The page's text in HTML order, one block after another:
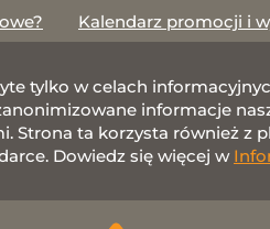
Kalendarz promocji i
tylko w celach
informacje
ta korzysta również z
Dowiedz się więcej w